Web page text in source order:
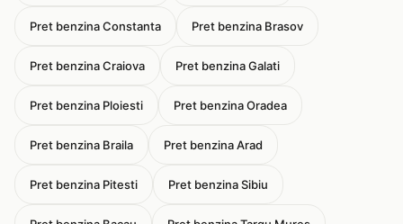
Pret benzina Constanta Pret benzina Brasov
Pret benzina Craiova Pret benzina Galati
Pret benzina Ploiesti Pret benzina Oradea
Pret benzina Braila Pret benzina Arad
Pret benzina Pitesti Pret benzina Sibiu